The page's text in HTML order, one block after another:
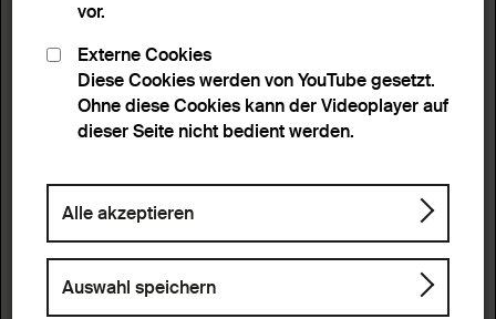
vor.
Externe Cookies
Diese Cookies werden von YouTube gesetzt.
Ohne diese Cookies kann der Videoplayer auf
dieser Seite nicht bedient werden.
Alle akzeptieren
Auswahl speichern